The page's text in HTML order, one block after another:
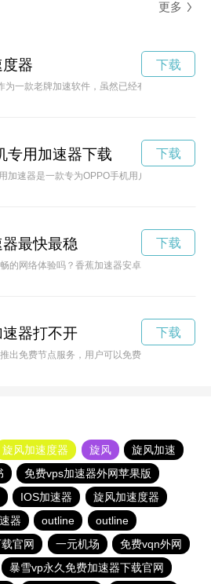
更多
器
为一款老牌加速软件，虽然已经有了新版推出，
下载
专用加速器下载
加速器是一款专为OPPO手机用户打造的加速
下载
最快最稳
的网络体验吗？香蕉加速器安卓版助你轻松实
下载
器打不开
出免费节点服务，用户可以免费使用高速稳定
下载
旋风加速度器 旋风
旋风加速
免费vps加速器外网苹果版
IOS加速器
旋风加速度器
器 outline
outline
官网
一元机场
免费vqn外网
暴雪vp永久免费加速器下载官网